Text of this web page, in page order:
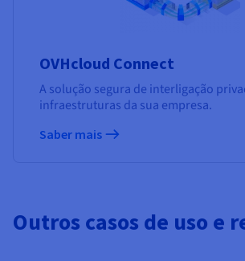
OVHcloud Connect
A solução segura de interligação
infraestruturas da sua empresa.
Saber mais
Outros casos de uso e